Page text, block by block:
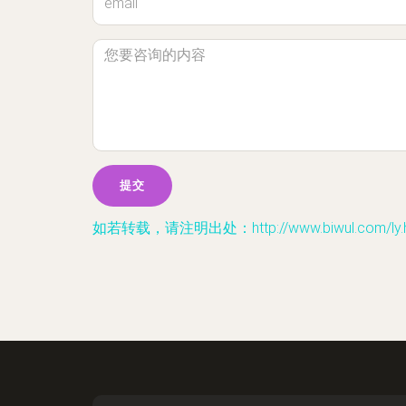
如若转载，请注明出处：http://www.biwul.com/